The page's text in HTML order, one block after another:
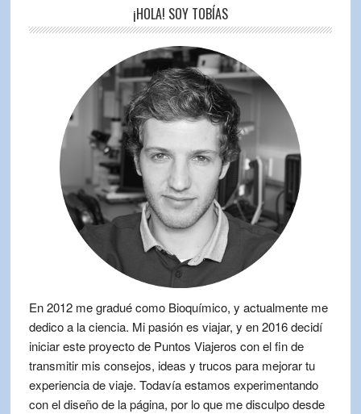
¡HOLA! SOY TOBÍAS
En 2012 me gradué como Bioquímico, y actualmente me
dedico a la ciencia. Mi pasión es viajar, y en 2016 decidí
iniciar este proyecto de Puntos Viajeros con el fin de
transmitir mis consejos, ideas y trucos para mejorar tu
experiencia de viaje. Todavía estamos experimentando
con el diseño de la página, por lo que me disculpo desde